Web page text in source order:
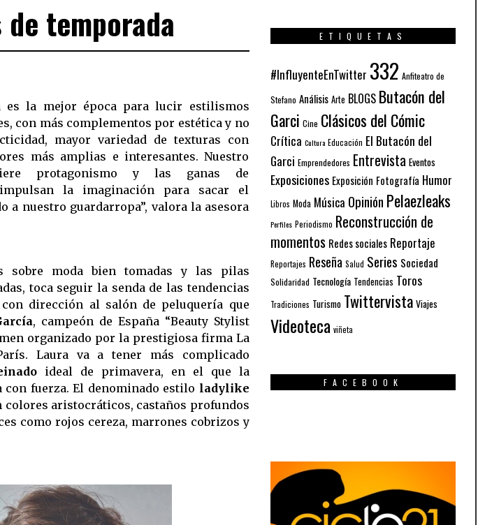
temporada
es la mejor época para lucir estilismos
con más complementos por estética y no
mayor variedad de texturas con
más amplias e interesantes. Nuestro
protagonismo y las ganas de
la imaginación para sacar el
a nuestro guardarropa”, valora la asesora
sobre moda bien tomadas y las pilas
toca seguir la senda de las tendencias
con dirección al salón de peluquería que
, campeón de España “Beauty Stylist
organizado por la prestigiosa firma La
Laura va a tener más complicado
ideal de primavera, en el que la
con fuerza. El denominado estilo ladylike
colores aristocráticos, castaños profundos
como rojos cereza, marrones cobrizos y
ETIQUETAS
#InfluyenteEnTwitter 332 Anfiteatro de
Stefano Análisis Arte BLOGS Butacón del
Garci Cine Clásicos del Cómic
Crítica Cultura Educación El Butacón del
Garci Emprendedores Entrevista Eventos
Exposiciones Exposición Fotografía Humor
Libros Moda Música Opinión Pelaezleaks
Perfiles Periodismo Reconstrucción de
momentos Redes sociales Reportaje
Reportajes Reseña Salud Series Sociedad
Solidaridad Tecnología Tendencias Toros
Tradiciones Turismo Twittervista Viajes
Videoteca viñeta
FACEBOOK